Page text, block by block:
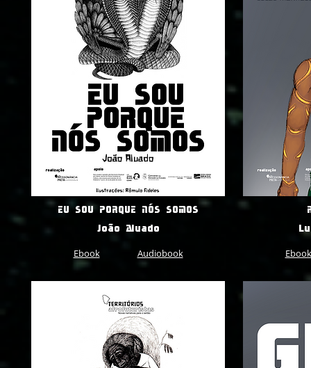
EU SOU PORQUE NÓS SOMOS
João Aluado
Ebook
Audiobook
Ebook